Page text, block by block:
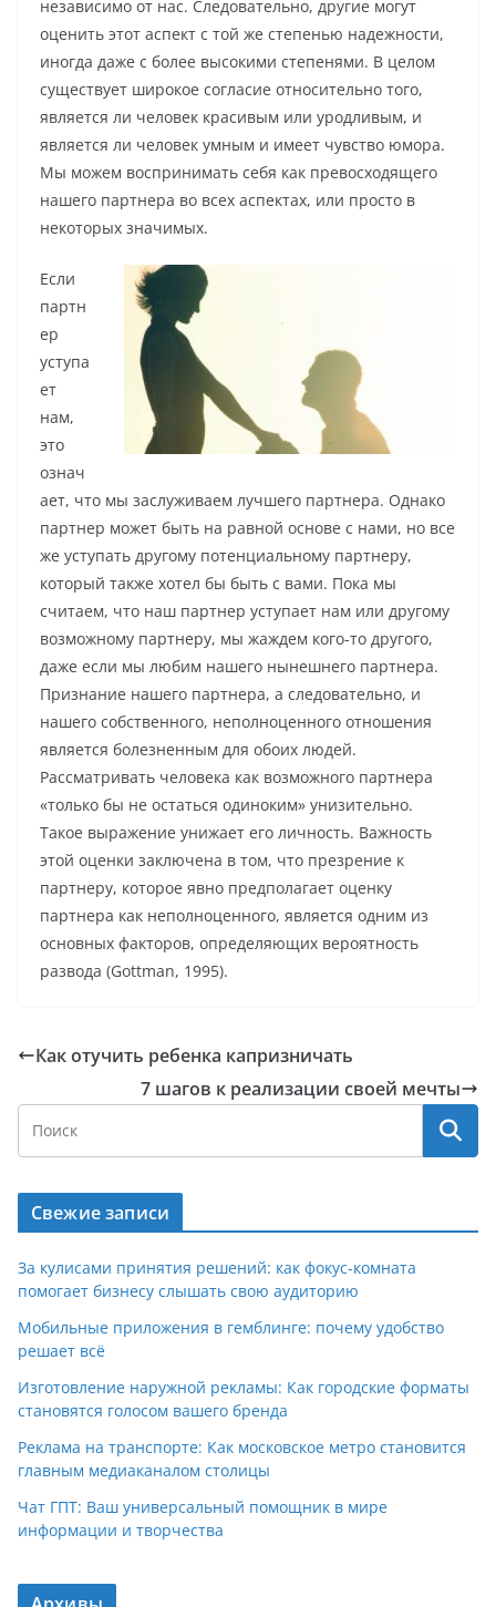
независимо от нас. Следовательно, другие могут
оценить этот аспект с той же степенью надежности,
иногда даже с более высокими степенями. В целом
существует широкое согласие относительно того,
является ли человек красивым или уродливым, и
является ли человек умным и имеет чувство юмора.
Мы можем воспринимать себя как превосходящего
нашего партнера во всех аспектах, или просто в
некоторых значимых.
Если
партн
ер
уступа
ет
нам,
это
означ
ает, что мы заслуживаем лучшего партнера. Однако
партнер может быть на равной основе с нами, но все
же уступать другому потенциальному партнеру,
который также хотел бы быть с вами. Пока мы
считаем, что наш партнер уступает нам или другому
возможному партнеру, мы жаждем кого-то другого,
даже если мы любим нашего нынешнего партнера.
Признание нашего партнера, а следовательно, и
нашего собственного, неполноценного отношения
является болезненным для обоих людей.
Рассматривать человека как возможного партнера
«только бы не остаться одиноким» унизительно.
Такое выражение унижает его личность. Важность
этой оценки заключена в том, что презрение к
партнеру, которое явно предполагает оценку
партнера как неполноценного, является одним из
основных факторов, определяющих вероятность
развода (Gottman, 1995).
Как отучить ребенка капризничать
7 шагов к реализации своей мечты
Свежие записи
За кулисами принятия решений: как фокус-комната
помогает бизнесу слышать свою аудиторию
Мобильные приложения в гемблинге: почему удобство
решает всё
Изготовление наружной рекламы: Как городские форматы
становятся голосом вашего бренда
Реклама на транспорте: Как московское метро становится
главным медиаканалом столицы
Чат ГПТ: Ваш универсальный помощник в мире
информации и творчества